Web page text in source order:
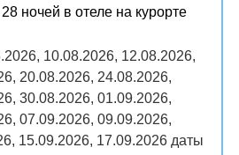
ночей в отеле на курорте
10.08.2026, 12.08.2026,
20.08.2026, 24.08.2026,
30.08.2026, 01.09.2026,
07.09.2026, 09.09.2026,
15.09.2026, 17.09.2026 даты